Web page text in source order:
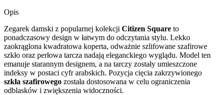
Opis
Zegarek damski z popularnej kolekcji Citizen Square to
ponadczasowy design w łatwym do odczytania stylu. Lekko
zaokrąglona kwadratowa koperta, odważnie szlifowane szafirowe
szkło oraz perłowa tarcza nadają eleganckiego wyglądu. Model ten
emanuje starannym designem, a na tarczy zostały umieszczone
indeksy w postaci cyfr arabskich. Pozycja cięcia zakrzywionego
szkła szafirowego została dostosowana w celu ograniczenia
odblasków i zwiększenia widoczności.